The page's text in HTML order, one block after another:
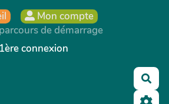
Mon compte
de démarrage
connexion